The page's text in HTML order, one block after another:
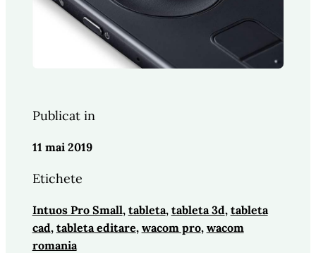
Publicat in
11 mai 2019
Etichete
Intuos Pro Small, tableta, tableta 3d, tableta
cad, tableta editare, wacom pro, wacom
romania